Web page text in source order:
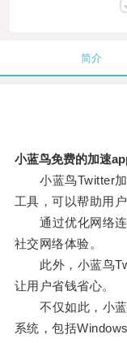
简介
小蓝鸟免费的加速
小蓝鸟Twitter加
工具，可以帮助用
通过优化网络连
社交网络体验。
此外，小蓝鸟
让用户省钱省心。
不仅如此，小蓝
系统，包括